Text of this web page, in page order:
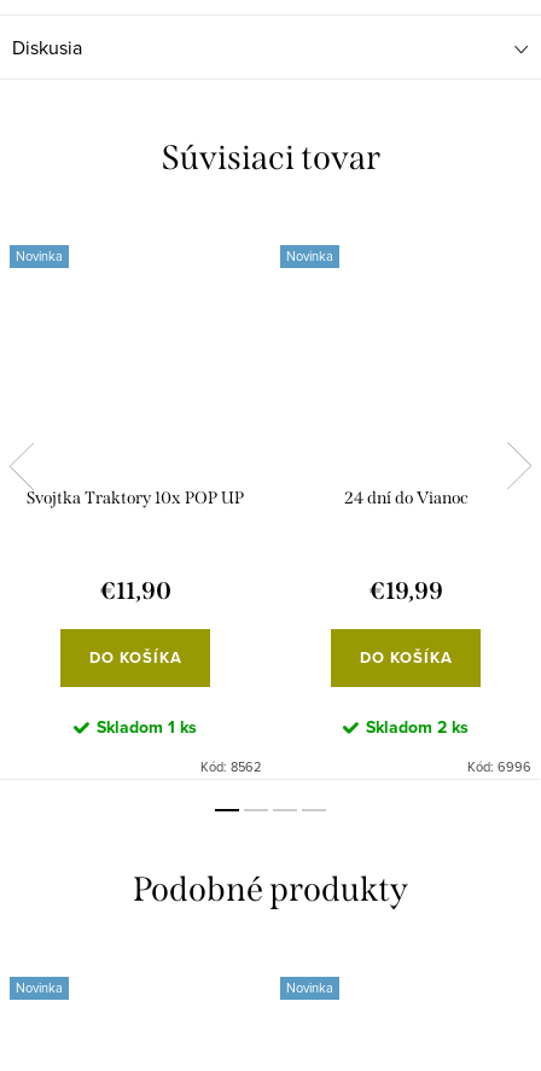
Diskusia
Súvisiaci tovar
Novinka
Svojtka Traktory 10x POP UP
€11,90
DO KOŠÍKA
Skladom 1 ks
Kód: 8562
Novinka
24 dní do Vianoc
€19,99
DO KOŠÍKA
Skladom 2 ks
Kód: 6996
Novinka Novinka